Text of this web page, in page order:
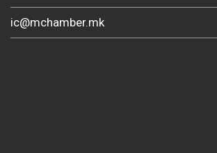
ic@mchamber.mk